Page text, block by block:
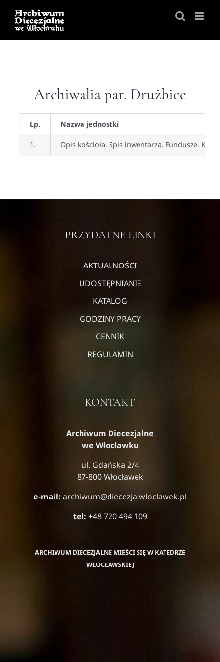
Skip
content
Archiwalia par. Drużbice
Lp. Nazwa jednostki
1. Opis kościoła. Spis inwentarza. Fundusze.
PRZYDATNE LINKI
AKTUALNOŚCI
UDOSTĘPNIANIE
KATALOG
GODZINY PRACY
CENNIK
REGULAMIN
ARCHIWUM DIECEZJALNE MIEŚCI SIĘ W KATEDRZE
WŁOCŁAWSKIEJ
KONTAKT
Archiwum Diecezjalne
we Włocławku
ul. Gdańska 2/4
87-800 Włocławek
e-mail: archiwum@diecezja.wloclawek.pl
tel: +48 720 494 109